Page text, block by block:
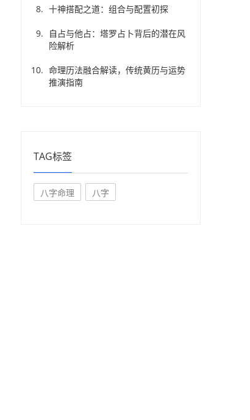
十神搭配之道：组合与配置初探
自占与他占：塔罗占卜背后的潜在风
险解析
命理历法融合解读，传统黄历与运势
推演指南
TAG标签
八字命理 八字